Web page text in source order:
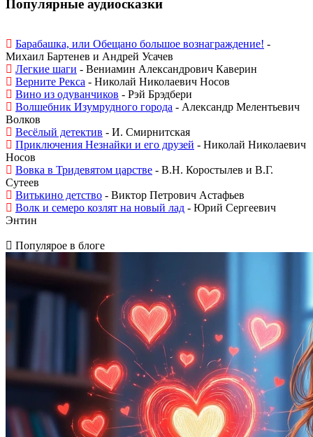
Популярные аудиосказки
Барабашка, или Обещано большое вознаграждение! -
Михаил Бартенев и Андрей Усачев
Легкие шаги - Вениамин Александрович Каверин
Верните Рекса - Николай Николаевич Носов
Вино из одуванчиков - Рэй Брэдбери
Волшебник Изумрудного города - Александр Мелентьевич
Волков
Весёлый детектив - И. Смирнитская
Приключения Незнайки и его друзей - Николай Николаевич
Носов
Вовка в Тридевятом царстве - В.Н. Коростылев и В.Г.
Сутеев
Витькино детство - Виктор Петрович Астафьев
Волк и семеро козлят на новый лад - Юрий Сергеевич
Энтин
Популярое в блоге